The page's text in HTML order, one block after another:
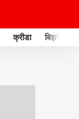
क्रीडा बिझनेस